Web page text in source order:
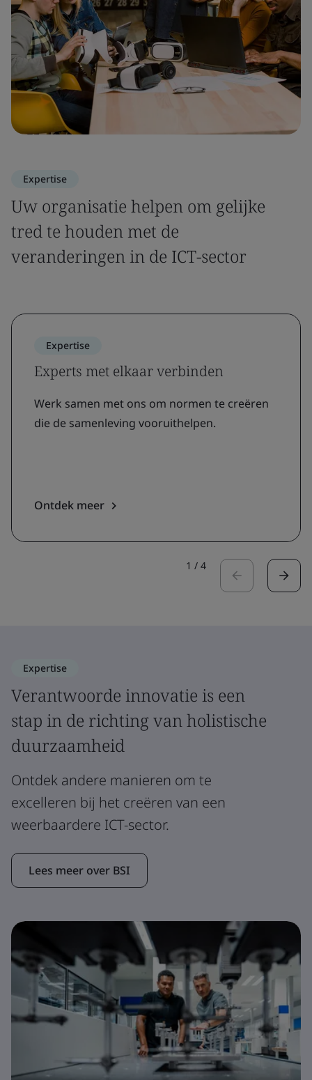
Expertise
Uw organisatie helpen om gelijke
tred te houden met de
veranderingen in de ICT-sector
Expertise
Experts met elkaar verbinden
Werk samen met ons om normen te creëren
die de samenleving vooruithelpen.
Ontdek meer
1 / 4
Expertise
Verantwoorde innovatie is een
stap in de richting van holistische
duurzaamheid
Ontdek andere manieren om te
excelleren bij het creëren van een
weerbaardere ICT-sector.
Lees meer over BSI